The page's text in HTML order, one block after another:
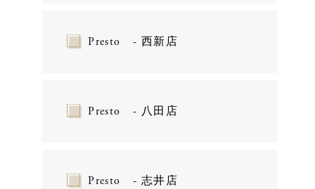
Presto - 西新店
Presto - 八田店
Presto - 志井店